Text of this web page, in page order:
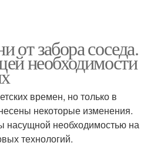
от забора соседа.
необходимости
времен, но только в
некоторые изменения.
насущной необходимостью на
технологий.